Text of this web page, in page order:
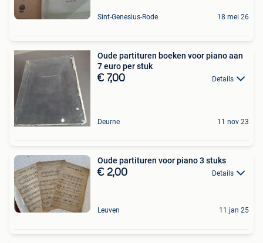
Sint-Genesius-Rode 18 mei 26
Oude partituren boeken voor piano aan
7 euro per stuk
€ 7,00 Details
Deurne 11 nov 23
Oude partituren voor piano 3 stuks
€ 2,00 Details
Leuven 11 jan 25